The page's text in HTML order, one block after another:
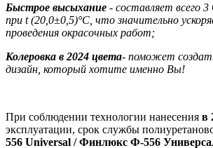
Быстрое высыхание - составляет всего
при t (20,0±0,5)°С, что значительно
проведения окрасочных работ;
Колеровка в 2024 цвета- поможет
дизайн, который хотите именно Вы!
При соблюдении технологии нанесения в
эксплуатации, срок службы
556 Universal / Финлюкс Ф-556